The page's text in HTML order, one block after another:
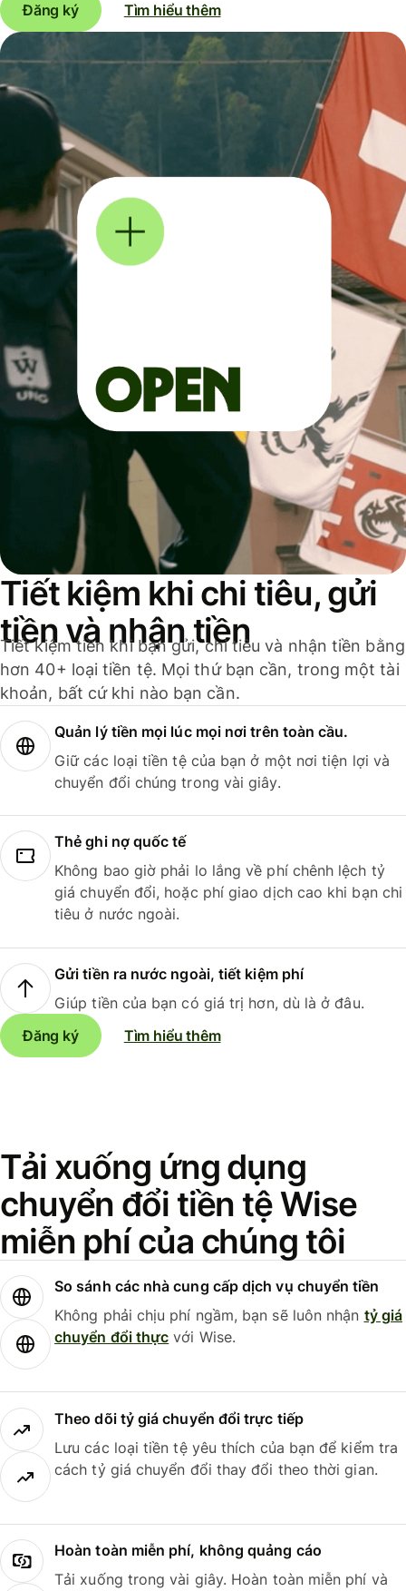
Đăng ký Tìm hiểu thêm
Tiết kiệm khi chi tiêu, gửi
tiền và nhận tiền
Tiết kiệm tiền khi bạn gửi, chi tiêu và nhận tiền bằng
hơn 40+ loại tiền tệ. Mọi thứ bạn cần, trong một tài
khoản, bất cứ khi nào bạn cần.
Quản lý tiền mọi lúc mọi nơi trên toàn cầu.
Giữ các loại tiền tệ của bạn ở một nơi tiện lợi và
chuyển đổi chúng trong vài giây.
Thẻ ghi nợ quốc tế
Không bao giờ phải lo lắng về phí chênh lệch tỷ
giá chuyển đổi, hoặc phí giao dịch cao khi bạn chi
tiêu ở nước ngoài.
Gửi tiền ra nước ngoài, tiết kiệm phí
Giúp tiền của bạn có giá trị hơn, dù là ở đâu.
Đăng ký
Tìm hiểu thêm
Tải xuống ứng dụng
chuyển đổi tiền tệ Wise
miễn phí của chúng tôi
So sánh các nhà cung cấp dịch vụ chuyển tiền
Không phải chịu phí ngầm, bạn sẽ luôn nhận tỷ giá
chuyển đổi thực với Wise.
Theo dõi tỷ giá chuyển đổi trực tiếp
Lưu các loại tiền tệ yêu thích của bạn để kiểm tra
cách tỷ giá chuyển đổi thay đổi theo thời gian.
Hoàn toàn miễn phí, không quảng cáo
Tải xuống trong vài giây. Hoàn toàn miễn phí và